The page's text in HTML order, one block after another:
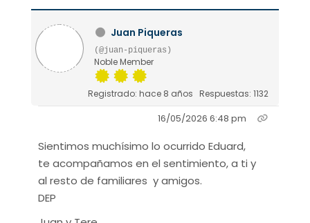
Juan Piqueras
(@juan-piqueras)
Noble Member
Registrado: hace 8 años Respuestas: 1132
16/05/2026 6:48 pm
Sientimos muchísimo lo ocurrido Eduard,
te acompañamos en el sentimiento, a ti y
al resto de familiares y amigos.
DEP